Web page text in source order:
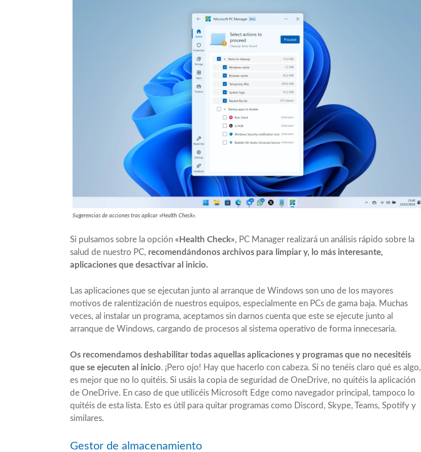
Sugerencias de acciones tras aplicar «Health Check».
Si pulsamos sobre la opción «Health Check», PC Manager realizará un análisis rápido sobre la
salud de nuestro PC, recomendándonos archivos para limpiar y, lo más interesante,
aplicaciones que desactivar al inicio.
Las aplicaciones que se ejecutan junto al arranque de Windows son uno de los mayores
motivos de ralentización de nuestros equipos, especialmente en PCs de gama baja. Muchas
veces, al instalar un programa, aceptamos sin darnos cuenta que este se ejecute junto al
arranque de Windows, cargando de procesos al sistema operativo de forma innecesaria.
Os recomendamos deshabilitar todas aquellas aplicaciones y programas que no necesitéis
que se ejecuten al inicio. ¡Pero ojo! Hay que hacerlo con cabeza. Si no tenéis claro qué es algo,
es mejor que no lo quitéis. Si usáis la copia de seguridad de OneDrive, no quitéis la aplicación
de OneDrive. En caso de que utilicéis Microsoft Edge como navegador principal, tampoco lo
quitéis de esta lista. Esto es útil para quitar programas como Discord, Skype, Teams, Spotify y
similares.
Gestor de almacenamiento